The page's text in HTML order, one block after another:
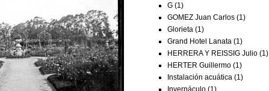
G (1)
GOMEZ Juan Carlos (1)
Glorieta (1)
Grand Hotel Lanata (1)
HERRERA Y REISSIG Julio (1)
HERTER Guillermo (1)
Instalación acuática (1)
Invernáculo (1)